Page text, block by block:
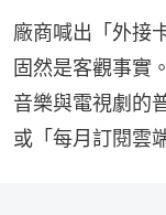
廠商喊出「外接
固然是客觀事實
音樂與電視劇的
或「每月訂閱雲